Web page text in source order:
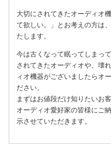
大切にされてきたオーディオ
て欲しい。」とお考えの方は
たします。
今は古くなって眠ってしまっ
されてきたオーディオや、壊
ィオ機器がございましたらオ
ださい。
まずはお値段だけ知りたいお
オーディオ愛好家の皆様にご
示させていただきます。